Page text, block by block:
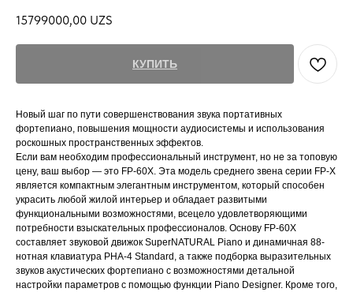
15799000,00 UZS
КУПИТЬ
Новый шаг по пути совершенствования звука портативных
фортепиано, повышения мощности аудиосистемы и использования
роскошных пространственных эффектов.
Если вам необходим профессиональный инструмент, но не за топовую
цену, ваш выбор ― это FP-60X. Эта модель среднего звена серии FP-X
является компактным элегантным инструментом, который способен
украсить любой жилой интерьер и обладает развитыми
функциональными возможностями, всецело удовлетворяющими
потребности взыскательных профессионалов. Основу FP-60X
составляет звуковой движок SuperNATURAL Piano и динамичная 88-
нотная клавиатура PHA-4 Standard, а также подборка выразительных
звуков акустических фортепиано с возможностями детальной
настройки параметров с помощью функции Piano Designer. Кроме того,